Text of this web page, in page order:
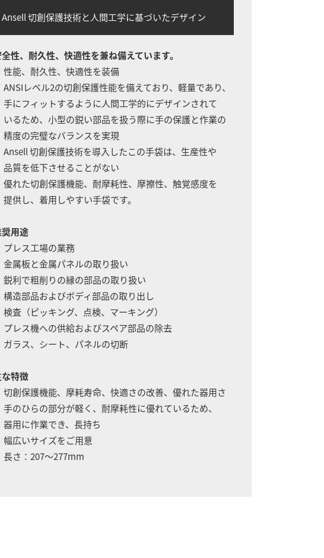
切創保護技術と人間工学に基づいたデザイン
性、耐久性、快適性を兼ね備えています。
性能、耐久性、快適性を装備
ANSIレベル2の切創保護性能を備えており、軽量であり、
にフィットするように人間工学的にデザインされて
るため、小型の鋭い部品を扱う際に手の保護と作業の
度の完璧なバランスを実現
Ansell 切創保護技術を導入したこの手袋は、生産性や
質を低下させることがない
優れた切創保護機能、耐摩耗性、摩擦性、触覚感度を
供し、着用しやすい手袋です。
用途
プレス工場の業務
金属板と金属パネルの取り扱い
鋭利で粗削りの縁の部品の取り扱い
構造部品およびボディ部品の取り出し
検査（ピッキング、点検、マーキング）
プレス機への供給およびスペア部品の除去
ガラス、シート、パネルの切断
な特徴
切創保護機能、摩耗寿命、快適さの改善、優れた器用さ
手のひらの部分が軽く、耐摩耗性に優れているため、
用に作業でき、長持ち
幅広いサイズをご用意
長さ：207～277mm